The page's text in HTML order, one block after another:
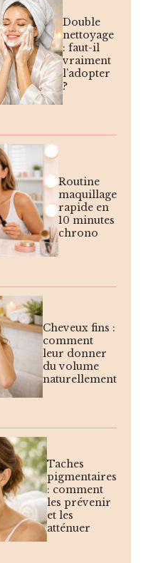
Double
nettoyage
: faut-il
vraiment
l’adopter
?
Routine
maquillage
rapide en
10 minutes
chrono
Cheveux fins :
comment
leur donner
du volume
naturellement
Taches
pigmentaires
: comment
les prévenir
et les
atténuer